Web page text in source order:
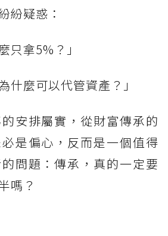
紛疑惑：
只拿5%？」
什麼可以代管資產？」
安排屬實，從財富傳承的
是偏心，反而是一個值得
問題：傳承，真的一定要
嗎？